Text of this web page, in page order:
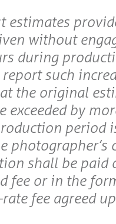
estimates
without
during
such
the original
exceeded by
period
shall be paid
fee or in the
fee agreed